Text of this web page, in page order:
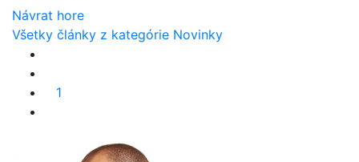
Návrat hore
Všetky články z kategórie Novinky
1